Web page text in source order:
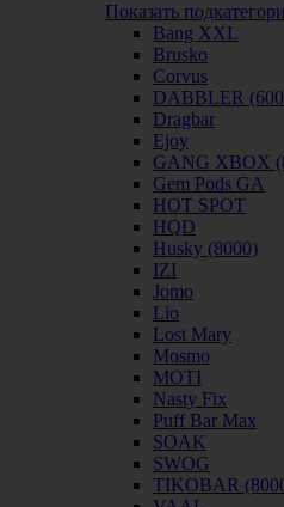
Показать
Bang XXL
Brusko
Corvus
DABBLER
Dragbar
Ejoy
GANG XBOX
Gem Pods GA
HOT SPOT
HQD
Husky (8000)
IZI
Jomo
Lio
Lost Mary
Mosmo
MOTI
Nasty Fix
Puff Bar Max
SOAK
SWOG
TIKOBAR